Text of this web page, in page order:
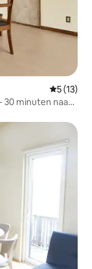
5 (13)
30 minuten naar